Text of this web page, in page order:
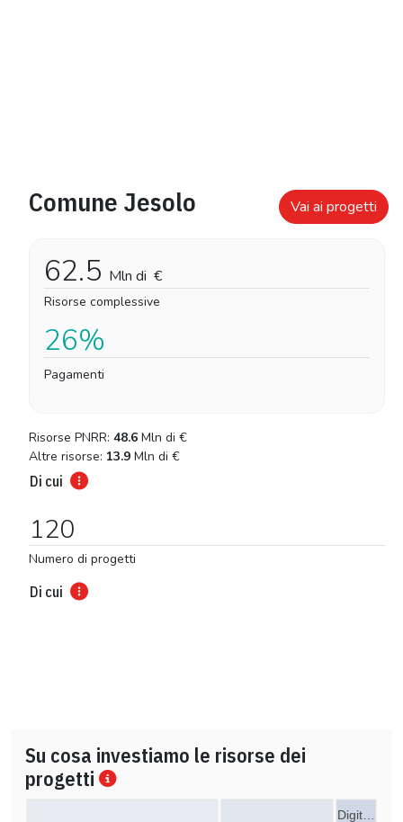
Comune Jesolo Vai ai progetti
62.5 Mln di €
Risorse complessive
26%
Pagamenti
Risorse PNRR: 48.6 Mln di €
Altre risorse: 13.9 Mln di €
Di cui
120
Numero di progetti
Di cui
Su cosa investiamo le risorse dei
progetti
Digit…